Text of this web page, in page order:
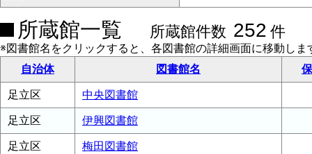
所蔵館一覧 所蔵館件数 252 件
※図書館名をクリックすると、各図書館の詳細画面に移動しま
自治体
図書館名
足立区 中央図書館
足立区 伊興図書館
足立区 梅田図書館